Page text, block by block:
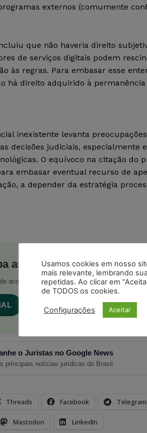
externos (comumente
que não haveria direito
de serviços digitais podem
às regras. Para embasar esse
há direito adquirido à permanência
inexistente levanta
decisões judiciais, especialmente
O equívoco na citação do
embasar eventual recurso de
a depender da estratégia
as postagens diárias do
acordo com ostermos de usoeprivacidade
o Juristas no Google News
principais notícias jurídicas do Brasil
Threads Facebook Telegram
Mastodon LinkedIn
Usamos cookies em nosso
mais relevante, lembrando
repetidas. Ao clicar em
de TODOS os cookies.
Configurações Aceitar